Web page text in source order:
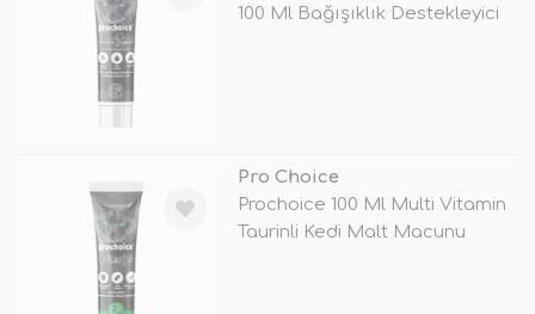
100 Ml Bağışıklık Destekleyici
Pro Choice
Prochoice 100 Ml Multi Vitamin
Taurinli Kedi Malt Macunu